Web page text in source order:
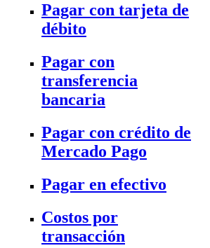
Pagar con tarjeta de
débito
Pagar con
transferencia
bancaria
Pagar con crédito de
Mercado Pago
Pagar en efectivo
Costos por
transacción